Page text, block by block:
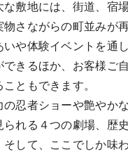
な敷地には、街道、宿
物さながらの町並みが
いや体験イベントを通
できるほか、お客様ご
こともできます。
の忍者ショーや艶やか
られる４つの劇場、歴
そして、ここでしか味